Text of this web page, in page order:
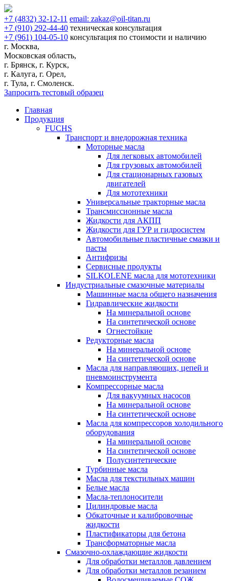
+7 (4832) 32-12-11 email: zakaz@oil-titan.ru
+7 (910) 292-44-40 техническая консультация
+7 (961) 104-05-10 консультация по стоимости и наличию
г. Москва,
Московская область,
г. Брянск, г. Курск,
г. Калуга, г. Орел,
г. Тула, г. Смоленск.
Запросить тестовый образец
Главная
Продукция
FUCHS
Транспорт и внедорожная техника
Моторные масла
Для легковых автомобилей
Для грузовых автомобилей
Для стационарных газовых
двигателей
Для мототехники
Универсальные тракторные масла
Трансмиссионные масла
Жидкости для АКПП
Жидкости для ГУР и гидросистем
Автомобильные пластичные смазки и
пасты
Антифризы
Сервисные продукты
SILKOLENE масла для мототехники
Индустриальные смазочные материалы
Машинные масла общего назначения
Гидравлические жидкости
На минеральной основе
На синтетической основе
Огнестойкие
Редукторные масла
На минеральной основе
На синтетической основе
Масла для направляющих, цепей и
пневмоинструмента
Компрессорные масла
Для вакуумных насосов
На минеральной основе
На синтетической основе
Масла для компрессоров холодильного
оборудования
На минеральной основе
На синтетической основе
Полусинтетические
Турбинные масла
Масла для текстильных машин
Белые масла
Масла-теплоносители
Цилиндровые масла
Обкаточные и калибровочные
жидкости
Пластификаторы для бетона
Трансформаторные масла
Смазочно-охлаждающие жидкости
Для обработки металлов давлением
Для обработки металлов резанием